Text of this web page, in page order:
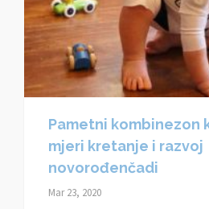
Pametni kombinezon
mjeri kretanje i razvoj
novorođenčadi
Mar 23, 2020